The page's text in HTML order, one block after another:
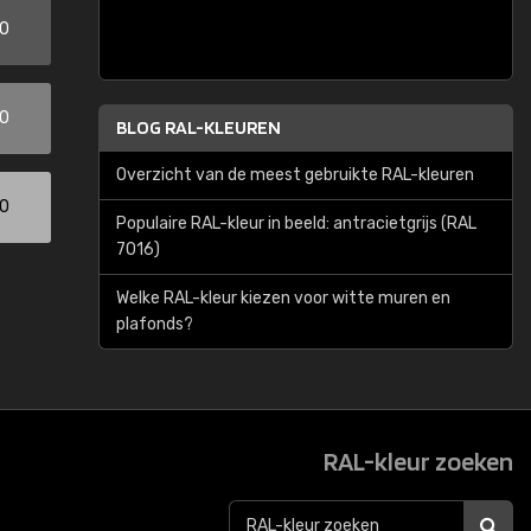
BLOG RAL-KLEUREN
Overzicht van de meest gebruikte RAL-kleuren
Populaire RAL-kleur in beeld: antracietgrijs (RAL
7016)
Welke RAL-kleur kiezen voor witte muren en
plafonds?
RAL-kleur zoeken